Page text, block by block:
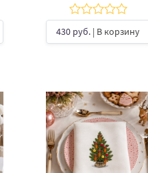
430 руб. | В корзину